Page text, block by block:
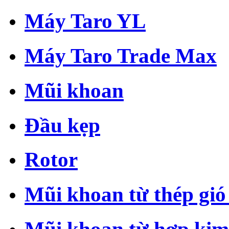
Máy Taro YL
Máy Taro Trade Max
Mũi khoan
Đầu kẹp
Rotor
Mũi khoan từ thép gió